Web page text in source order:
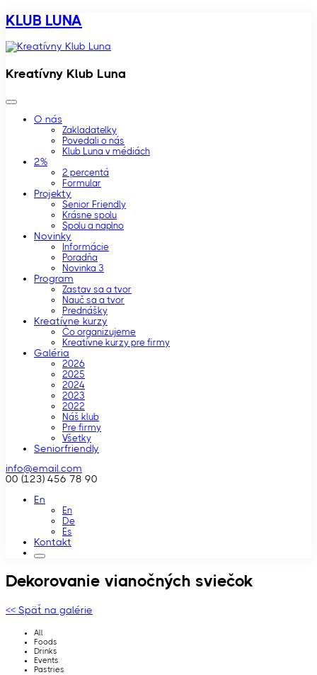
KLUB LUNA
Kreatívny Klub Luna
O nás
Zakladatelky
Povedali o nás
Klub Luna v médiách
2%
2 percentá
Formular
Projekty
Senior Friendly
Krásne spolu
Spolu a naplno
Novinky
Informácie
Poradňa
Novinka 3
Program
Zastav sa a tvor
Nauč sa a tvor
Prednášky
Kreatívne kurzy
Čo organizujeme
Kreatívne kurzy pre firmy
Galéria
2026
2025
2024
2023
2022
Náš klub
Pre firmy
Všetky
Seniorfriendly
info@email.com
00 (123) 456 78 90
En
En
De
Es
Kontakt
Dekorovanie vianočných sviečok
<< Späť na galérie
All
Foods
Drinks
Events
Pastries